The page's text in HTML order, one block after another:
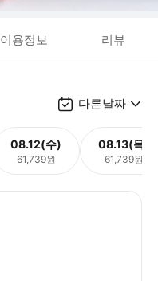
이용정보 리뷰
다른날짜
08.12(수)
61,739원
08.13(목)
61,739원